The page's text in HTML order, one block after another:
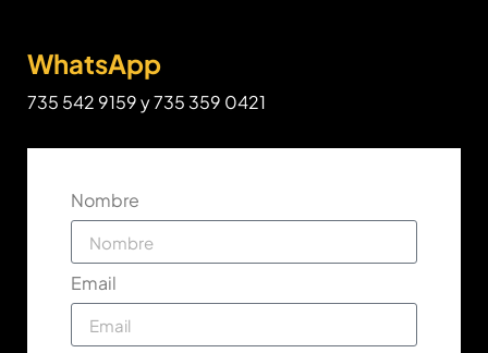
WhatsApp
735 542 9159 y 735 359 0421
Nombre
Email